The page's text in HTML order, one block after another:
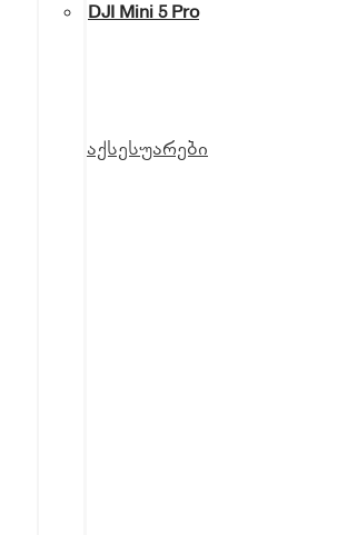
DJI Mini 5 Pro
აქსესუარები